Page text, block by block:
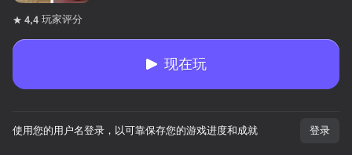
4,4 玩家评分
现在玩
使用您的用户名登录，以可靠保存您的游戏进度和成就 登录